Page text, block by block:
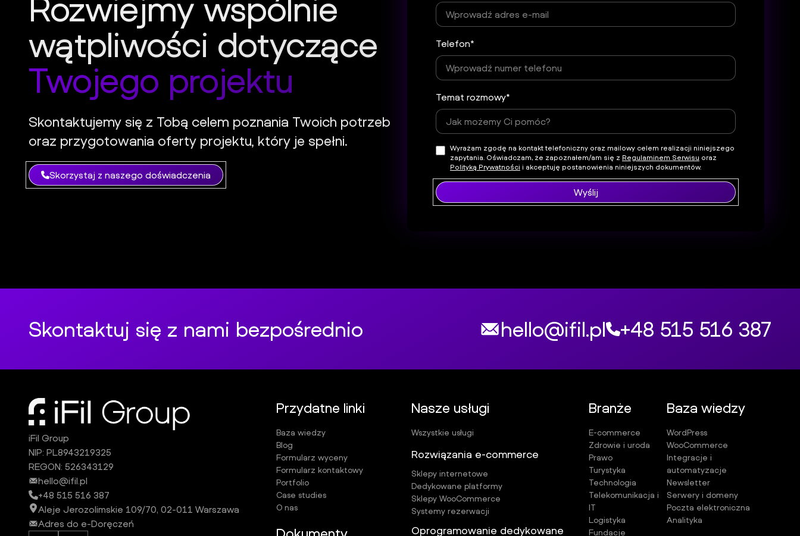
wątpliwości dotyczące
Twojego projektu
Skontaktujemy się z Tobą celem poznania Twoich potrzeb
oraz przygotowania oferty projektu, który je spełni.
Skorzystaj z naszego doświadczenia
Telefon*
Temat rozmowy*
Wyrażam zgodę na kontakt telefoniczny oraz mailowy celem realizacji niniejszego
zapytania. Oświadczam, że zapoznałem/am się z Regulaminem Serwisu oraz
Polityką Prywatności i akceptuję postanowienia niniejszych dokumentów.
Wyślij
Skontaktuj się z nami bezpośrednio hello@ifil.pl +48 515 516 387
iFil Group
NIP: PL8943219325
REGON: 526343129
hello@ifil.pl
+48 515 516 387
Aleje Jerozolimskie 109/70, 02-011 Warszawa
Adres do e-Doręczeń
Przydatne linki
Baza wiedzy
Blog
Formularz wyceny
Formularz kontaktowy
Portfolio
Case studies
O nas
Nasze usługi
Wszystkie usługi
Rozwiązania e-commerce
Sklepy internetowe
Dedykowane platformy
Sklepy WooCommerce
Systemy rezerwacji
Oprogramowanie dedykowane
Branże
E-commerce
Zdrowie i uroda
Prawo
Turystyka
Technologia
Telekomunikacja i
IT
Logistyka
Fundacje
Baza wiedzy
WordPress
WooCommerce
Integracje i
automatyzacje
Newsletter
Serwery i domeny
Poczta elektroniczna
Analityka